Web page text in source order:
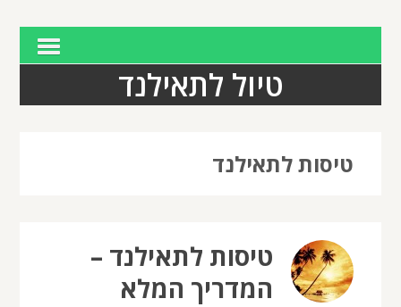
טיול לתאילנד
טיסות לתאילנד
טיסות לתאילנד –
המדריך המלא